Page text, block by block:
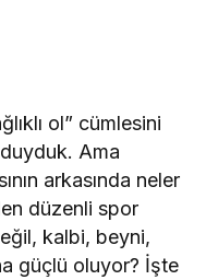
ol” cümlesini
Ama
arkasında neler
düzenli spor
kalbi, beyni,
güçlü oluyor? İşte